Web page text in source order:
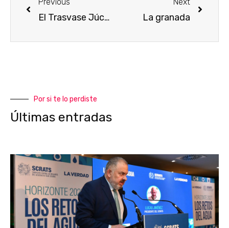
El Trasvase Júcar Vinalopó: una obra con más de medio milenio de incertidumbre. La granada
Por si te lo perdiste
Últimas entradas